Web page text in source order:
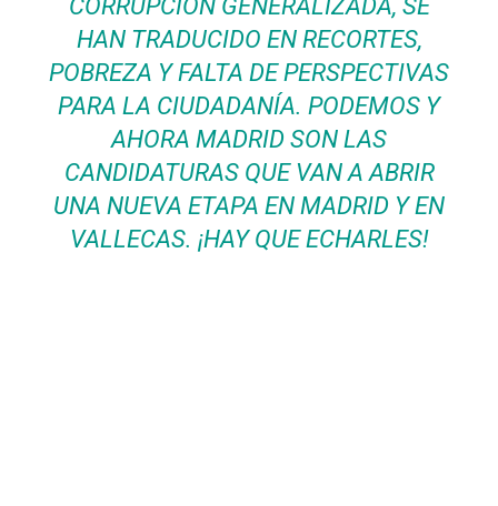
CORRUPCIÓN GENERALIZADA, SE
HAN TRADUCIDO EN RECORTES,
POBREZA Y FALTA DE PERSPECTIVAS
PARA LA CIUDADANÍA. PODEMOS Y
AHORA MADRID SON LAS
CANDIDATURAS QUE VAN A ABRIR
UNA NUEVA ETAPA EN MADRID Y EN
VALLECAS. ¡HAY QUE ECHARLES!